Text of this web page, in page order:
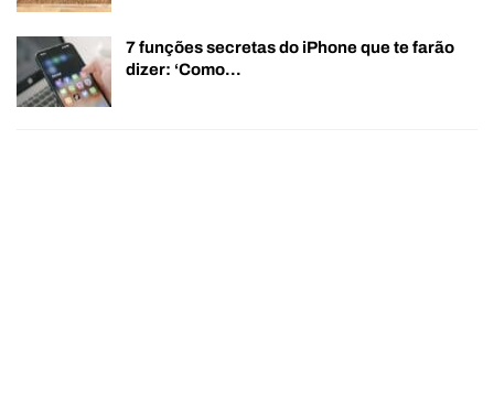
7 funções secretas do iPhone que te farão
dizer: ‘Como…